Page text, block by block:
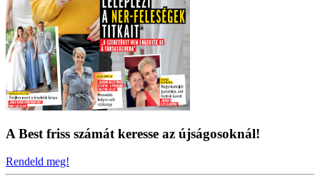
A Best friss számát keresse az újságosoknál!
Rendeld meg!